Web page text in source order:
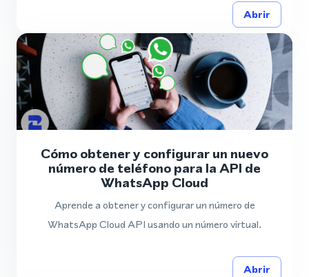
Abrir
Cómo obtener y configurar un nuevo
número de teléfono para la API de
WhatsApp Cloud
Aprende a obtener y configurar un número de
WhatsApp Cloud API usando un número virtual.
Abrir